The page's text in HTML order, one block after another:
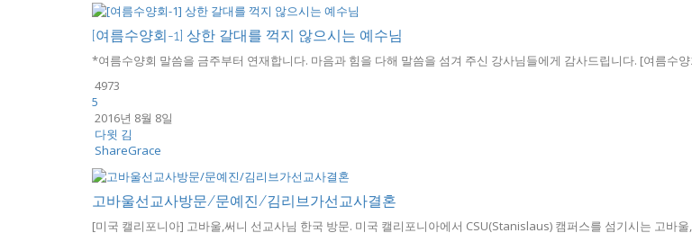
[여름수양회-1] 상한 갈대를 꺽지 않으시는 예수님
*여름수양회 말씀을 금주부터 연재합니다. 마음과 힘을 다해 말씀을 섬겨 주신 강사님들에게 감사드립니다. [여름수
4973
5
2016년 8월 8일
다윗 김
ShareGrace
고바울선교사방문/문예진/김리브가선교사결혼
[미국 캘리포니아] 고바울,써니 선교사님 한국 방문. 미국 캘리포니아에서 CSU(Stanislaus) 캠퍼스를 섬기시는 고바